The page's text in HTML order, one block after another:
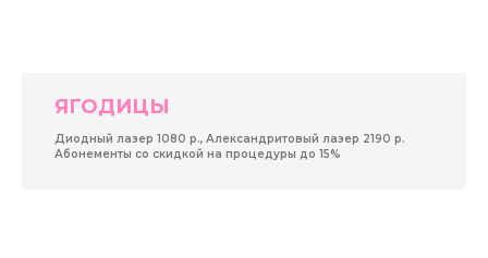
ЯГОДИЦЫ
Диодный лазер 1080 р., Александритовый лазер 2190 р.
Абонементы со скидкой на процедуры до 15%